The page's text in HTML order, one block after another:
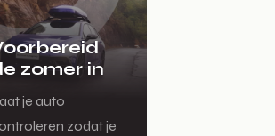
zomer in
je auto
zodat je